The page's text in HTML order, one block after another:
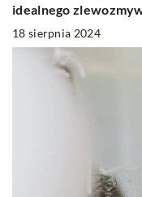
idealnego
18 sierpnia 2024